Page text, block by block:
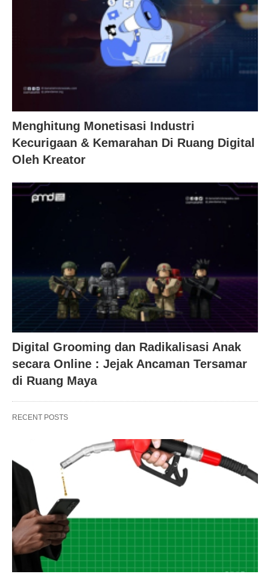
Menghitung Monetisasi Industri
Kecurigaan & Kemarahan Di Ruang Digital
Oleh Kreator
Digital Grooming dan Radikalisasi Anak
secara Online : Jejak Ancaman Tersamar
di Ruang Maya
RECENT POSTS